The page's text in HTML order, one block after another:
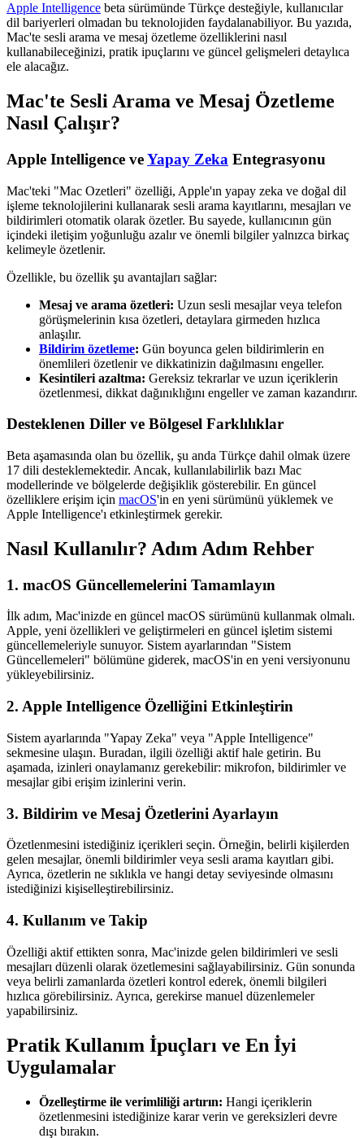
Apple Intelligence beta sürümünde Türkçe desteğiyle, kullanıcılar
dil bariyerleri olmadan bu teknolojiden faydalanabiliyor. Bu yazıda,
Mac'te sesli arama ve mesaj özetleme özelliklerini nasıl
kullanabileceğinizi, pratik ipuçlarını ve güncel gelişmeleri detaylıca
ele alacağız.
Mac'te Sesli Arama ve Mesaj Özetleme
Nasıl Çalışır?
Apple Intelligence veYapay Zeka Entegrasyonu
Mac'teki "Mac Ozetleri" özelliği, Apple'ın yapay zeka ve doğal dil
işleme teknolojilerini kullanarak sesli arama kayıtlarını, mesajları ve
bildirimleri otomatik olarak özetler. Bu sayede, kullanıcının gün
içindeki iletişim yoğunluğu azalır ve önemli bilgiler yalnızca birkaç
kelimeyle özetlenir.
Özellikle, bu özellik şu avantajları sağlar:
Mesaj ve arama özetleri: Uzun sesli mesajlar veya telefon
görüşmelerinin kısa özetleri, detaylara girmeden hızlıca
anlaşılır.
Bildirim özetleme: Gün boyunca gelen bildirimlerin en
önemlileri özetlenir ve dikkatinizin dağılmasını engeller.
Kesintileri azaltma: Gereksiz tekrarlar ve uzun içeriklerin
özetlenmesi, dikkat dağınıklığını engeller ve zaman kazandırır.
Desteklenen Diller ve Bölgesel Farklılıklar
Beta aşamasında olan bu özellik, şu anda Türkçe dahil olmak üzere
17 dili desteklemektedir. Ancak, kullanılabilirlik bazı Mac
modellerinde ve bölgelerde değişiklik gösterebilir. En güncel
özelliklere erişim için macOS'in en yeni sürümünü yüklemek ve
Apple Intelligence'ı etkinleştirmek gerekir.
Nasıl Kullanılır? Adım Adım Rehber
1. macOS Güncellemelerini Tamamlayın
İlk adım, Mac'inizde en güncel macOS sürümünü kullanmak olmalı.
Apple, yeni özellikleri ve geliştirmeleri en güncel işletim sistemi
güncellemeleriyle sunuyor. Sistem ayarlarından "Sistem
Güncellemeleri" bölümüne giderek, macOS'in en yeni versiyonunu
yükleyebilirsiniz.
2. Apple Intelligence Özelliğini Etkinleştirin
Sistem ayarlarında "Yapay Zeka" veya "Apple Intelligence"
sekmesine ulaşın. Buradan, ilgili özelliği aktif hale getirin. Bu
aşamada, izinleri onaylamanız gerekebilir: mikrofon, bildirimler ve
mesajlar gibi erişim izinlerini verin.
3. Bildirim ve Mesaj Özetlerini Ayarlayın
Özetlenmesini istediğiniz içerikleri seçin. Örneğin, belirli kişilerden
gelen mesajlar, önemli bildirimler veya sesli arama kayıtları gibi.
Ayrıca, özetlerin ne sıklıkla ve hangi detay seviyesinde olmasını
istediğinizi kişiselleştirebilirsiniz.
4. Kullanım ve Takip
Özelliği aktif ettikten sonra, Mac'inizde gelen bildirimleri ve sesli
mesajları düzenli olarak özetlemesini sağlayabilirsiniz. Gün sonunda
veya belirli zamanlarda özetleri kontrol ederek, önemli bilgileri
hızlıca görebilirsiniz. Ayrıca, gerekirse manuel düzenlemeler
yapabilirsiniz.
Pratik Kullanım İpuçları ve En İyi
Uygulamalar
Özelleştirme ile verimliliği artırın: Hangi içeriklerin
özetlenmesini istediğinize karar verin ve gereksizleri devre
dışı bırakın.